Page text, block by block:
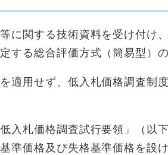
に関する技術資料を受け付け
する総合評価方式（簡易型）
適用せず、低入札価格調査制
入札価格調査試行要領」（以
準価格及び失格基準価格を設け